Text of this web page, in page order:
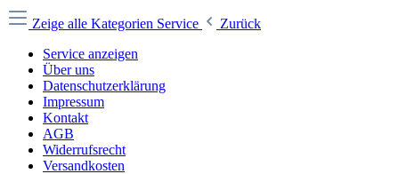
Zeige alle Kategorien Service
Zurück
Service anzeigen
Über uns
Datenschutzerklärung
Impressum
Kontakt
AGB
Widerrufsrecht
Versandkosten